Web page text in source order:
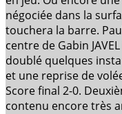
négociée dans la
touchera la barre.
centre de Gabin
doublé quelques
et une reprise de
Score final 2-0.
contenu encore très